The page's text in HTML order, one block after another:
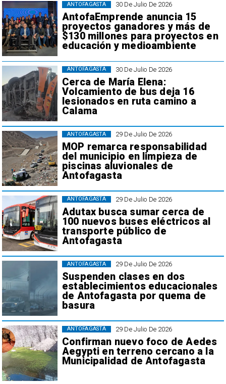
30 De Julio De 2026
AntofaEmprende anuncia 15
proyectos ganadores y más de
$130 millones para proyectos en
educación y medioambiente
ANTOFAGASTA
30 De Julio De 2026
Cerca de María Elena:
Volcamiento de bus deja 16
lesionados en ruta camino a
Calama
ANTOFAGASTA
29 De Julio De 2026
MOP remarca responsabilidad
del municipio en limpieza de
piscinas aluvionales de
Antofagasta
ANTOFAGASTA
29 De Julio De 2026
Adutax busca sumar cerca de
100 nuevos buses eléctricos al
transporte público de
Antofagasta
ANTOFAGASTA
29 De Julio De 2026
Suspenden clases en dos
establecimientos educacionales
de Antofagasta por quema de
basura
ANTOFAGASTA
29 De Julio De 2026
Confirman nuevo foco de Aedes
Aegypti en terreno cercano a la
Municipalidad de Antofagasta
ANTOFAGASTA